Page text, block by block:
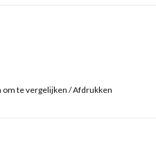
om te vergelijken /Afdrukken